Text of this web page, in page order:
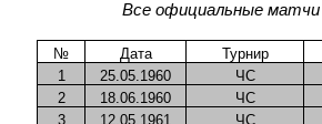
Все официальные
№ Дата
Турнир
1
25.05.1960
ЧС
2
18.06.1960
ЧС
3
12.05.1961
ЧС